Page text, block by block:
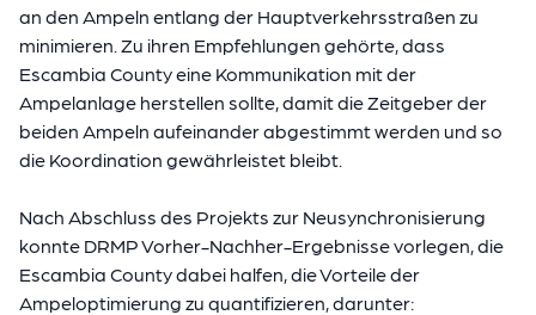
an den Ampeln entlang der Hauptverkehrsstraßen zu
minimieren. Zu ihren Empfehlungen gehörte, dass
Escambia County eine Kommunikation mit der
Ampelanlage herstellen sollte, damit die Zeitgeber der
beiden Ampeln aufeinander abgestimmt werden und so
die Koordination gewährleistet bleibt.
Nach Abschluss des Projekts zur Neusynchronisierung
konnte DRMP Vorher-Nachher-Ergebnisse vorlegen, die
Escambia County dabei halfen, die Vorteile der
Ampeloptimierung zu quantifizieren, darunter: